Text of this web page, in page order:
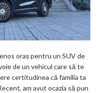
oraș pentru un SUV de
de un vehicul care să te
certitudinea că familia ta
am avut ocazia să pun